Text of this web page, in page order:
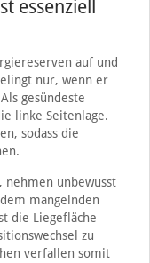
essenziell
auf und
nur, wenn er
gesündeste
linke Seitenlage.
sodass die
nehmen unbewusst
mangelnden
die Liegefläche
zu
verfallen somit